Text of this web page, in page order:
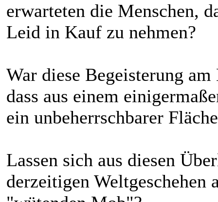
erwarteten die Menschen,
Leid in Kauf zu nehmen?
War diese Begeisterung
dass aus einem
ein unbeherrschbarer
Lassen sich aus diesen
derzeitigen Weltgeschehen